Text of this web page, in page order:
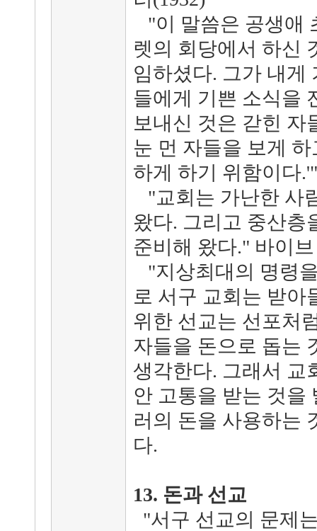
"이 말씀은 공생애
렛의 회당에서 하신
임하셨다. 그가 내게
들에게 기쁜 소식을
보내신 것은 갇힌 자
눈 먼 자들을 보게
하게 하기 위함이다.'"
"교회는 가난한 사
왔다. 그리고 중산층
준비해 왔다." 바이
"지상최대의 명령
로 서구 교회는 받아
위한 선교는 선포처
자들을 돈으로 돕는
생각한다. 그래서 교
안 고통을 받는 것을
러의 돈을 사용하는
다.
13. 돈과 선교
"서구 선교의 문제